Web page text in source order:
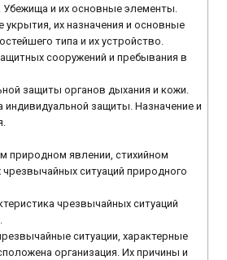
Убежища и их основные элементы.
их назначения и основные
типа и их устройство.
сооружений и пребывания в
защиты органов дыхания и кожи.
индивидуальной защиты. Назначение и
природном явлении, стихийном
чрезвычайных ситуаций природного
чрезвычайных ситуаций
ситуации, характерные
организация. Их причины и